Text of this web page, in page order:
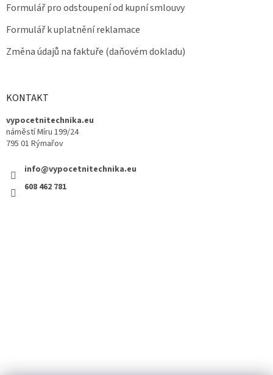
Formulář pro odstoupení od kupní smlouvy
Formulář k uplatnění reklamace
Změna údajů na faktuře (daňovém dokladu)
KONTAKT
vypocetnitechnika.eu
náměstí Míru 199/24
795 01 Rýmařov
info@vypocetnitechnika.eu
608 462 781